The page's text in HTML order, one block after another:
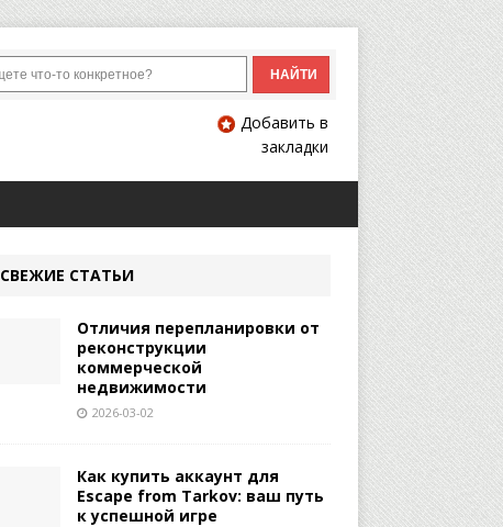
Добавить в
закладки
СВЕЖИЕ СТАТЬИ
Отличия перепланировки от
реконструкции
коммерческой
недвижимости
2026-03-02
Как купить аккаунт для
Escape from Tarkov: ваш путь
к успешной игре